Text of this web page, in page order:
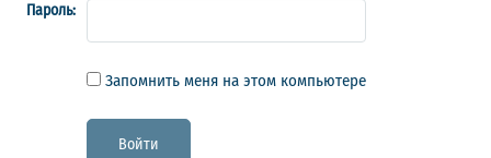
Пароль:
Запомнить меня на этом компьютере